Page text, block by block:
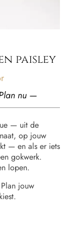
paisley
nu —
— uit de
op jouw
— en als er iets
gokwerk.
lopen.
jouw